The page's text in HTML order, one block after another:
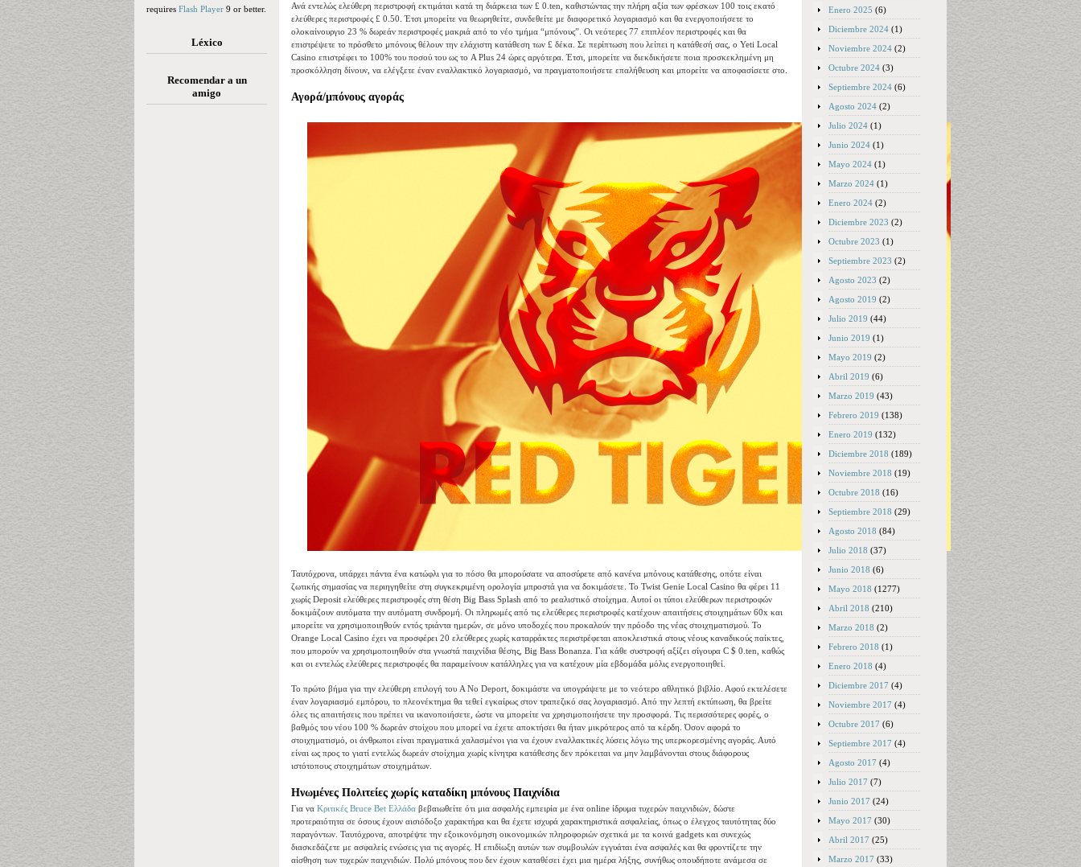
requires Flash Player 9 or better.
Léxico
Recomendar a un
amigo
Ανά εντελώς ελεύθερη περιστροφή εκτιμάται κατά τη διάρκεια των £ 0.ten, καθιστώντας την πλήρη αξία των φρέσκων 100 τοις εκατό
ελεύθερες περιστροφές £ 0.50. Έτσι μπορείτε να θεωρηθείτε, συνδεθείτε με διαφορετικό λογαριασμό και θα ενεργοποιήσετε το
ολοκαίνουργιο 23 % δωρεάν περιστροφές μακριά από το νέο τμήμα “μπόνους”. Οι νεότερες 77 επιπλέον περιστροφές και θα
επιστρέψετε το πρόσθετο μπόνους θέλουν την ελάχιστη κατάθεση των £ δέκα. Σε περίπτωση που λείπει η κατάθεσή σας, ο Yeti Local
Casino επιστρέφει το 100% του ποσού του ως το A Plus 24 ώρες αργότερα. Έτσι, μπορείτε να διεκδικήσετε ποια προσκεκλημένη μη
προσκόλληση δίνουν, να ελέγξετε έναν εναλλακτικό λογαριασμό, να πραγματοποιήσετε επαλήθευση και μπορείτε να αποφασίσετε στο.
Αγορά/μπόνους αγοράς
Ταυτόχρονα, υπάρχει πάντα ένα κατώφλι για το πόσο θα μπορούσατε να αποσύρετε από κανένα μπόνους κατάθεσης, οπότε είναι
ζωτικής σημασίας να περιηγηθείτε στη συγκεκριμένη ορολογία μπροστά για να δοκιμάσετε. Το Twist Genie Local Casino θα φέρει 11
χωρίς Deposit ελεύθερες περιστροφές στη θέση Big Bass Splash από το ρεαλιστικό στοίχημα. Αυτοί οι τύποι ελεύθερων περιστροφών
δοκιμάζουν αυτόματα την αυτόματη συνδρομή. Οι πληρωμές από τις ελεύθερες περιστροφές κατέχουν απαιτήσεις στοιχημάτων 60x και
μπορείτε να χρησιμοποιηθούν εντός τριάντα ημερών, σε μόνο υποδοχές που προκαλούν την πρόοδο της νέας στοιχηματισμού. Το
Orange Local Casino έχει να προσφέρει 20 ελεύθερες χωρίς καταρράκτες περιστρέφεται αποκλειστικά στους νέους καναδικούς παίκτες,
που μπορούν να χρησιμοποιηθούν στα γνωστά παιχνίδια θέσης, Big Bass Bonanza. Για κάθε συστροφή αξίζει σίγουρα C $ 0.ten, καθώς
και οι εντελώς ελεύθερες περιστροφές θα παραμείνουν κατάλληλες για να κατέχουν μία εβδομάδα μόλις ενεργοποιηθεί.
Το πρώτο βήμα για την ελεύθερη επιλογή του A No Deport, δοκιμάστε να υπογράψετε με το νεότερο αθλητικό βιβλίο. Αφού εκτελέσετε
έναν λογαριασμό εμπόρου, το πλεονέκτημα θα τεθεί εγκαίρως στον τραπεζικό σας λογαριασμό. Από την λεπτή εκτύπωση, θα βρείτε
όλες τις απαιτήσεις που πρέπει να ικανοποιήσετε, ώστε να μπορείτε να χρησιμοποιήσετε την προσφορά. Τις περισσότερες φορές, ο
βαθμός του νέου 100 % δωρεάν στοίχου που μπορεί να έχετε αποκτήσει θα ήταν μικρότερος από τα κέρδη. Όσον αφορά το
στοιχηματισμό, οι άνθρωποι είναι πραγματικά χαλασμένοι για να έχουν εναλλακτικές λύσεις λόγω της υπερκορεσμένης αγοράς. Αυτό
είναι ως προς το γιατί εντελώς δωρεάν στοίχημα χωρίς κίνητρα κατάθεσης δεν πρόκειται να μην λαμβάνονται στους διάφορους
ιστότοπους στοιχημάτων στοιχημάτων.
Ηνωμένες Πολιτείες χωρίς καταδίκη μπόνους Παιχνίδια
Για να Κριτικές Bruce Bet Ελλάδα βεβαιωθείτε ότι μια ασφαλής εμπειρία με ένα online ίδρυμα τυχερών παιχνιδιών, δώστε
προτεραιότητα σε όσους έχουν αισιόδοξο χαρακτήρα και θα έχετε ισχυρά χαρακτηριστικά ασφαλείας, όπως ο έλεγχος ταυτότητας δύο
παραγόντων. Ταυτόχρονα, αποτρέψτε την εξοικονόμηση οικονομικών πληροφοριών σχετικά με τα κοινά gadgets και συνεχώς
διασκεδάζετε με ασφαλείς ενώσεις για τις αγορές. Η επιδίωξη αυτών των συμβουλών εγγυάται ένα ασφαλές και θα φροντίζετε την
αίσθηση των τυχερών παιχνιδιών. Πολύ μπόνους που δεν έχουν καταθέσει έχει μια ημέρα λήξης, συνήθως οπουδήποτε ανάμεσα σε
Enero 2025 (6)
Diciembre 2024 (1)
Noviembre 2024 (2)
Octubre 2024 (3)
Septiembre 2024 (6)
Agosto 2024 (2)
Julio 2024 (1)
Junio 2024 (1)
Mayo 2024 (1)
Marzo 2024 (1)
Enero 2024 (2)
Diciembre 2023 (2)
Octubre 2023 (1)
Septiembre 2023 (2)
Agosto 2023 (2)
Agosto 2019 (2)
Julio 2019 (44)
Junio 2019 (1)
Mayo 2019 (2)
Abril 2019 (6)
Marzo 2019 (43)
Febrero 2019 (138)
Enero 2019 (132)
Diciembre 2018 (189)
Noviembre 2018 (19)
Octubre 2018 (16)
Septiembre 2018 (29)
Agosto 2018 (84)
Julio 2018 (37)
Junio 2018 (6)
Mayo 2018 (1277)
Abril 2018 (210)
Marzo 2018 (2)
Febrero 2018 (1)
Enero 2018 (4)
Diciembre 2017 (4)
Noviembre 2017 (4)
Octubre 2017 (6)
Septiembre 2017 (4)
Agosto 2017 (4)
Julio 2017 (7)
Junio 2017 (24)
Mayo 2017 (30)
Abril 2017 (25)
Marzo 2017 (33)